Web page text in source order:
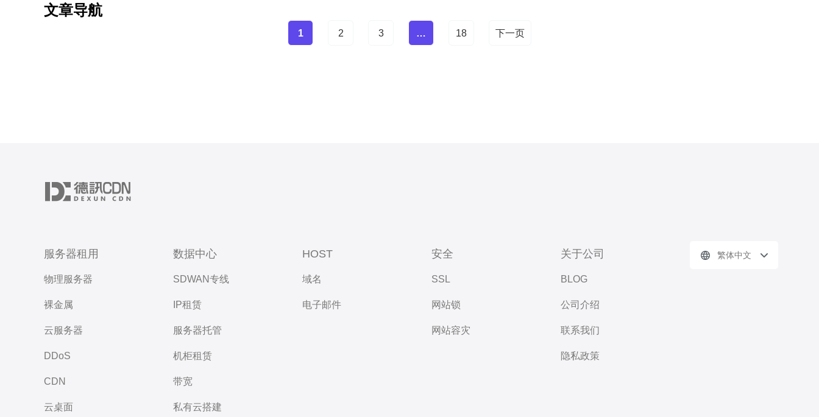
文章导航
1 2 3 … 18 下一页
服务器租用
物理服务器
裸金属
云服务器
DDoS
CDN
云桌面
数据中心
SDWAN专线
IP租赁
服务器托管
机柜租赁
带宽
私有云搭建
HOST
域名
电子邮件
安全
SSL
网站锁
网站容灾
关于公司
BLOG
公司介绍
联系我们
隐私政策
繁体中文